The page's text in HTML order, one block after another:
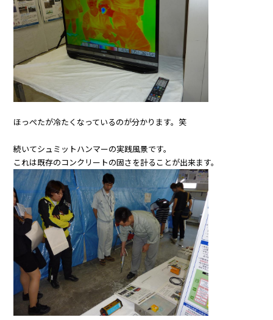
ほっぺたが冷たくなっているのが分かります。笑
続いてシュミットハンマーの実践風景です。
これは既存のコンクリートの固さを計ることが出来ます。